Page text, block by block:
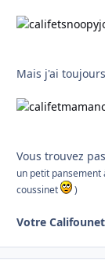
Mais j'ai
Vous trouvez
un petit pansement
coussinet
)
Votre